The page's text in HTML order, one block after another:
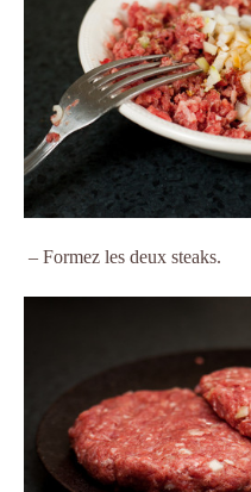
– Formez les deux steaks.